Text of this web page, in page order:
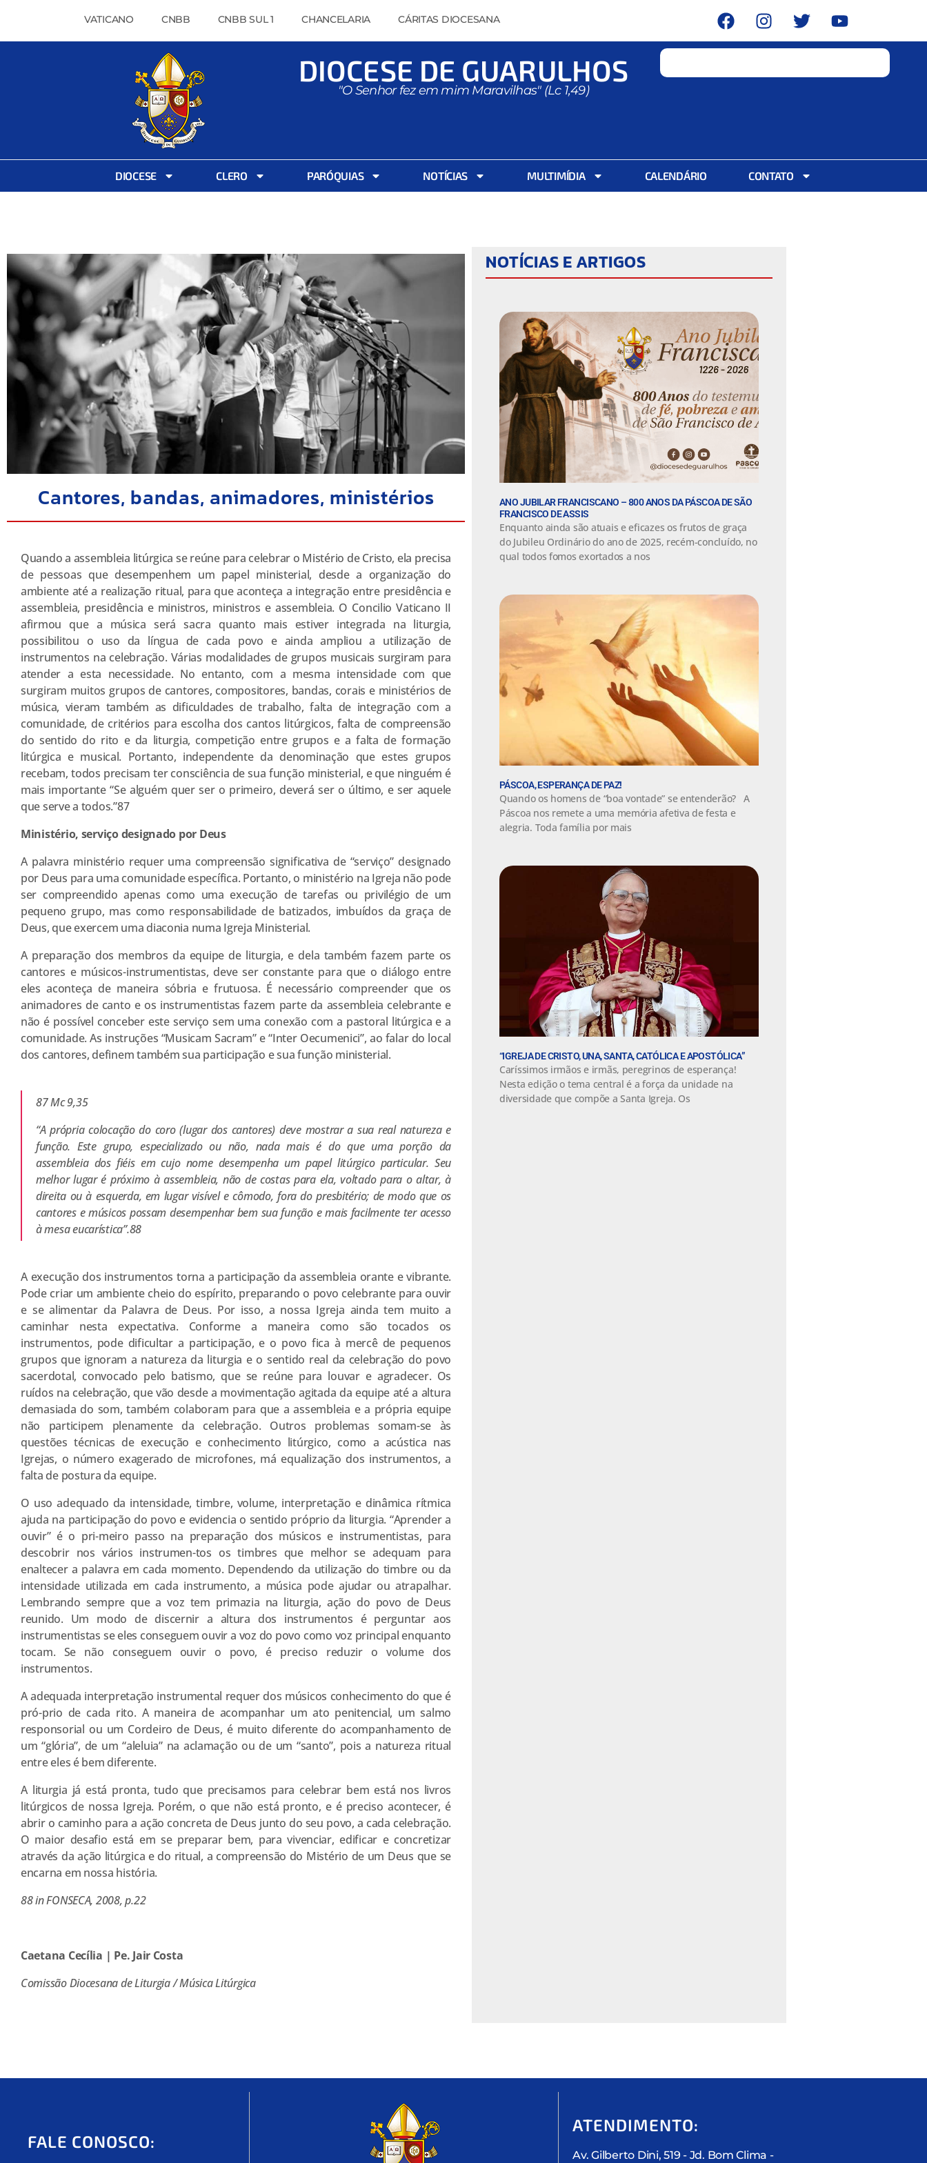
VATICANO CNBB CNBB SUL 1 CHANCELARIA CÁRITAS DIOCESANA
DIOCESE DE GUARULHOS
"O Senhor fez em mim Maravilhas" (Lc 1,49)
DIOCESE CLERO PARÓQUIAS NOTÍCIAS MULTIMÍDIA CALENDÁRIO CONTATO
Cantores, bandas, animadores, ministérios
Quando a assembleia litúrgica se reúne para celebrar o Mistério de Cristo, ela precisa
de pessoas que desempenhem um papel ministerial, desde a organização do
ambiente até a realização ritual, para que aconteça a integração entre presidência e
assembleia, presidência e ministros, ministros e assembleia. O Concilio Vaticano II
afirmou que a música será sacra quanto mais estiver integrada na liturgia,
possibilitou o uso da língua de cada povo e ainda ampliou a utilização de
instrumentos na celebração. Várias modalidades de grupos musicais surgiram para
atender a esta necessidade. No entanto, com a mesma intensidade com que
surgiram muitos grupos de cantores, compositores, bandas, corais e ministérios de
música, vieram também as dificuldades de trabalho, falta de integração com a
comunidade, de critérios para escolha dos cantos litúrgicos, falta de compreensão
do sentido do rito e da liturgia, competição entre grupos e a falta de formação
litúrgica e musical. Portanto, independente da denominação que estes grupos
recebam, todos precisam ter consciência de sua função ministerial, e que ninguém é
mais importante “Se alguém quer ser o primeiro, deverá ser o último, e ser aquele
que serve a todos.”87
Ministério, serviço designado por Deus
A palavra ministério requer uma compreensão significativa de “serviço” designado
por Deus para uma comunidade específica. Portanto, o ministério na Igreja não pode
ser compreendido apenas como uma execução de tarefas ou privilégio de um
pequeno grupo, mas como responsabilidade de batizados, imbuídos da graça de
Deus, que exercem uma diaconia numa Igreja Ministerial.
A preparação dos membros da equipe de liturgia, e dela também fazem parte os
cantores e músicos-instrumentistas, deve ser constante para que o diálogo entre
eles aconteça de maneira sóbria e frutuosa. É necessário compreender que os
animadores de canto e os instrumentistas fazem parte da assembleia celebrante e
não é possível conceber este serviço sem uma conexão com a pastoral litúrgica e a
comunidade. As instruções “Musicam Sacram” e “Inter Oecumenici”, ao falar do local
dos cantores, definem também sua participação e sua função ministerial.
87 Mc 9,35
“A própria colocação do coro (lugar dos cantores) deve mostrar a sua real natureza e
função. Este grupo, especializado ou não, nada mais é do que uma porção da
assembleia dos fiéis em cujo nome desempenha um papel litúrgico particular. Seu
melhor lugar é próximo à assembleia, não de costas para ela, voltado para o altar, à
direita ou à esquerda, em lugar visível e cômodo, fora do presbitério; de modo que os
cantores e músicos possam desempenhar bem sua função e mais facilmente ter acesso
à mesa eucarística”.88
A execução dos instrumentos torna a participação da assembleia orante e vibrante.
Pode criar um ambiente cheio do espírito, preparando o povo celebrante para ouvir
e se alimentar da Palavra de Deus. Por isso, a nossa Igreja ainda tem muito a
caminhar nesta expectativa. Conforme a maneira como são tocados os
instrumentos, pode dificultar a participação, e o povo fica à mercê de pequenos
grupos que ignoram a natureza da liturgia e o sentido real da celebração do povo
sacerdotal, convocado pelo batismo, que se reúne para louvar e agradecer. Os
ruídos na celebração, que vão desde a movimentação agitada da equipe até a altura
demasiada do som, também colaboram para que a assembleia e a própria equipe
não participem plenamente da celebração. Outros problemas somam-se às
questões técnicas de execução e conhecimento litúrgico, como a acústica nas
Igrejas, o número exagerado de microfones, má equalização dos instrumentos, a
falta de postura da equipe.
O uso adequado da intensidade, timbre, volume, interpretação e dinâmica rítmica
ajuda na participação do povo e evidencia o sentido próprio da liturgia. “Aprender a
ouvir” é o pri-meiro passo na preparação dos músicos e instrumentistas, para
descobrir nos vários instrumen-tos os timbres que melhor se adequam para
enaltecer a palavra em cada momento. Dependendo da utilização do timbre ou da
intensidade utilizada em cada instrumento, a música pode ajudar ou atrapalhar.
Lembrando sempre que a voz tem primazia na liturgia, ação do povo de Deus
reunido. Um modo de discernir a altura dos instrumentos é perguntar aos
instrumentistas se eles conseguem ouvir a voz do povo como voz principal enquanto
tocam. Se não conseguem ouvir o povo, é preciso reduzir o volume dos
instrumentos.
A adequada interpretação instrumental requer dos músicos conhecimento do que é
pró-prio de cada rito. A maneira de acompanhar um ato penitencial, um salmo
responsorial ou um Cordeiro de Deus, é muito diferente do acompanhamento de
um “glória”, de um “aleluia” na aclamação ou de um “santo”, pois a natureza ritual
entre eles é bem diferente.
A liturgia já está pronta, tudo que precisamos para celebrar bem está nos livros
litúrgicos de nossa Igreja. Porém, o que não está pronto, e é preciso acontecer, é
abrir o caminho para a ação concreta de Deus junto do seu povo, a cada celebração.
O maior desafio está em se preparar bem, para vivenciar, edificar e concretizar
através da ação litúrgica e do ritual, a compreensão do Mistério de um Deus que se
encarna em nossa história.
88 in FONSECA, 2008, p.22
Caetana Cecília | Pe. Jair Costa
Comissão Diocesana de Liturgia / Música Litúrgica
NOTÍCIAS E ARTIGOS
ANO JUBILAR FRANCISCANO – 800 ANOS DA PÁSCOA DE SÃO
FRANCISCO DE ASSIS
Enquanto ainda são atuais e eficazes os frutos de graça
do Jubileu Ordinário do ano de 2025, recém-concluído, no
qual todos fomos exortados a nos
PÁSCOA, ESPERANÇA DE PAZ!
Quando os homens de “boa vontade” se entenderão? A
Páscoa nos remete a uma memória afetiva de festa e
alegria. Toda família por mais
“IGREJA DE CRISTO, UNA, SANTA, CATÓLICA E APOSTÓLICA”
Caríssimos irmãos e irmãs, peregrinos de esperança!
Nesta edição o tema central é a força da unidade na
diversidade que compõe a Santa Igreja. Os
FALE CONOSCO:
ATENDIMENTO:
Av. Gilberto Dini, 519 - Jd. Bom Clima -